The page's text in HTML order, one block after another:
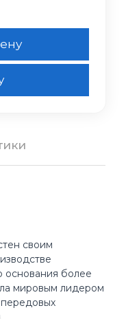
своим
основания более
мировым лидером
передовых